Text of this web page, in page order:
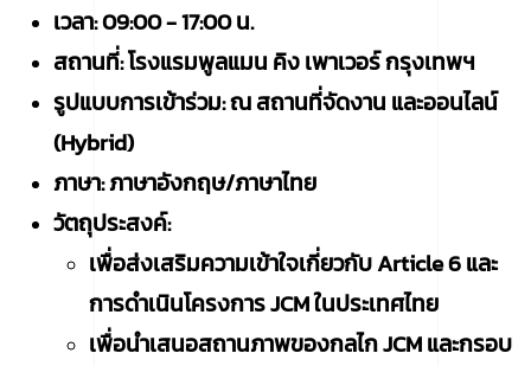
เวลา: 09:00 - 17:00 น.
สถานที่: โรงแรมพูลแมน คิง เพาเวอร์ กรุงเทพฯ
รูปแบบการเข้าร่วม: ณ สถานที่จัดงาน และออนไลน์
(Hybrid)
ภาษา:ภาษาอังกฤษ/ภาษาไทย
วัตถุประสงค์:
เพื่อส่งเสริมความเข้าใจเกี่ยวกับ Article 6 และ
การดำเนินโครงการ JCM ในประเทศไทย
เพื่อนำเสนอสถานภาพของกลไก JCM และกรอบ